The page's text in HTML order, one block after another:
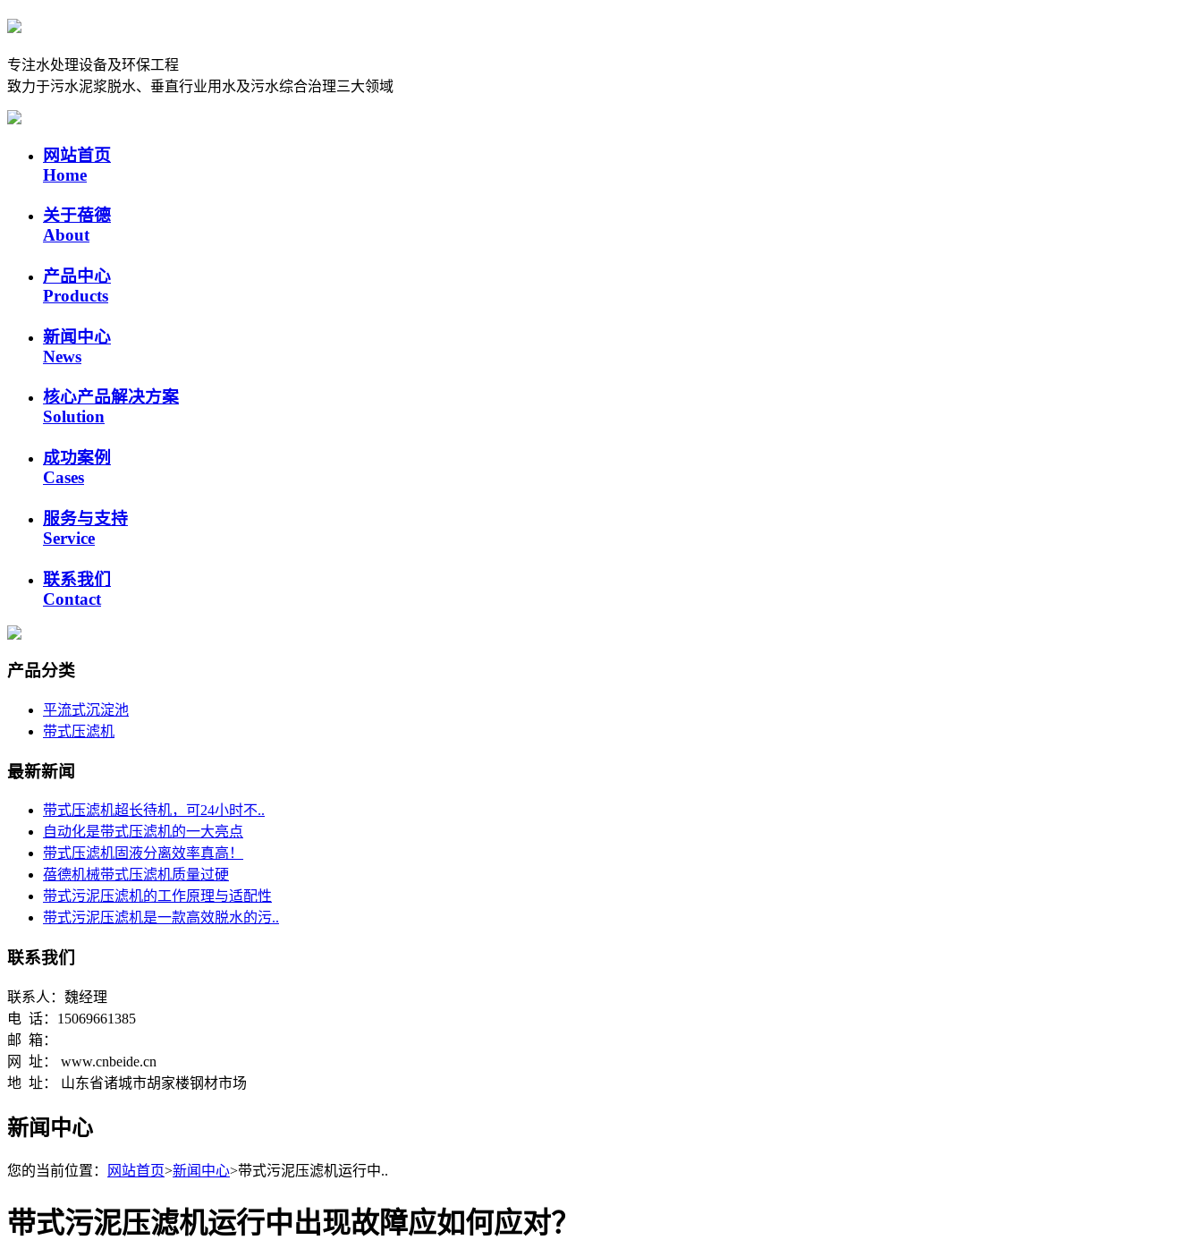
专注水处理设备及环保工程
致力于污水泥浆脱水、垂直行业用水及污水综合治理三大领域
网站首页
Home
关于蓓德
About
产品中心
Products
新闻中心
News
核心产品解决方案
Solution
成功案例
Cases
服务与支持
Service
联系我们
Contact
产品分类
平流式沉淀池
带式压滤机
最新新闻
带式压滤机超长待机，可24小时不..
自动化是带式压滤机的一大亮点
带式压滤机固液分离效率真高！
蓓德机械带式压滤机质量过硬
带式污泥压滤机的工作原理与适配性
带式污泥压滤机是一款高效脱水的污..
联系我们
联系人：魏经理
电 话：15069661385
邮 箱：
网 址： www.cnbeide.cn
地 址： 山东省诸城市胡家楼钢材市场
新闻中心
您的当前位置： 网站首页>新闻中心>带式污泥压滤机运行中..
带式污泥压滤机运行中出现故障应如何应对？